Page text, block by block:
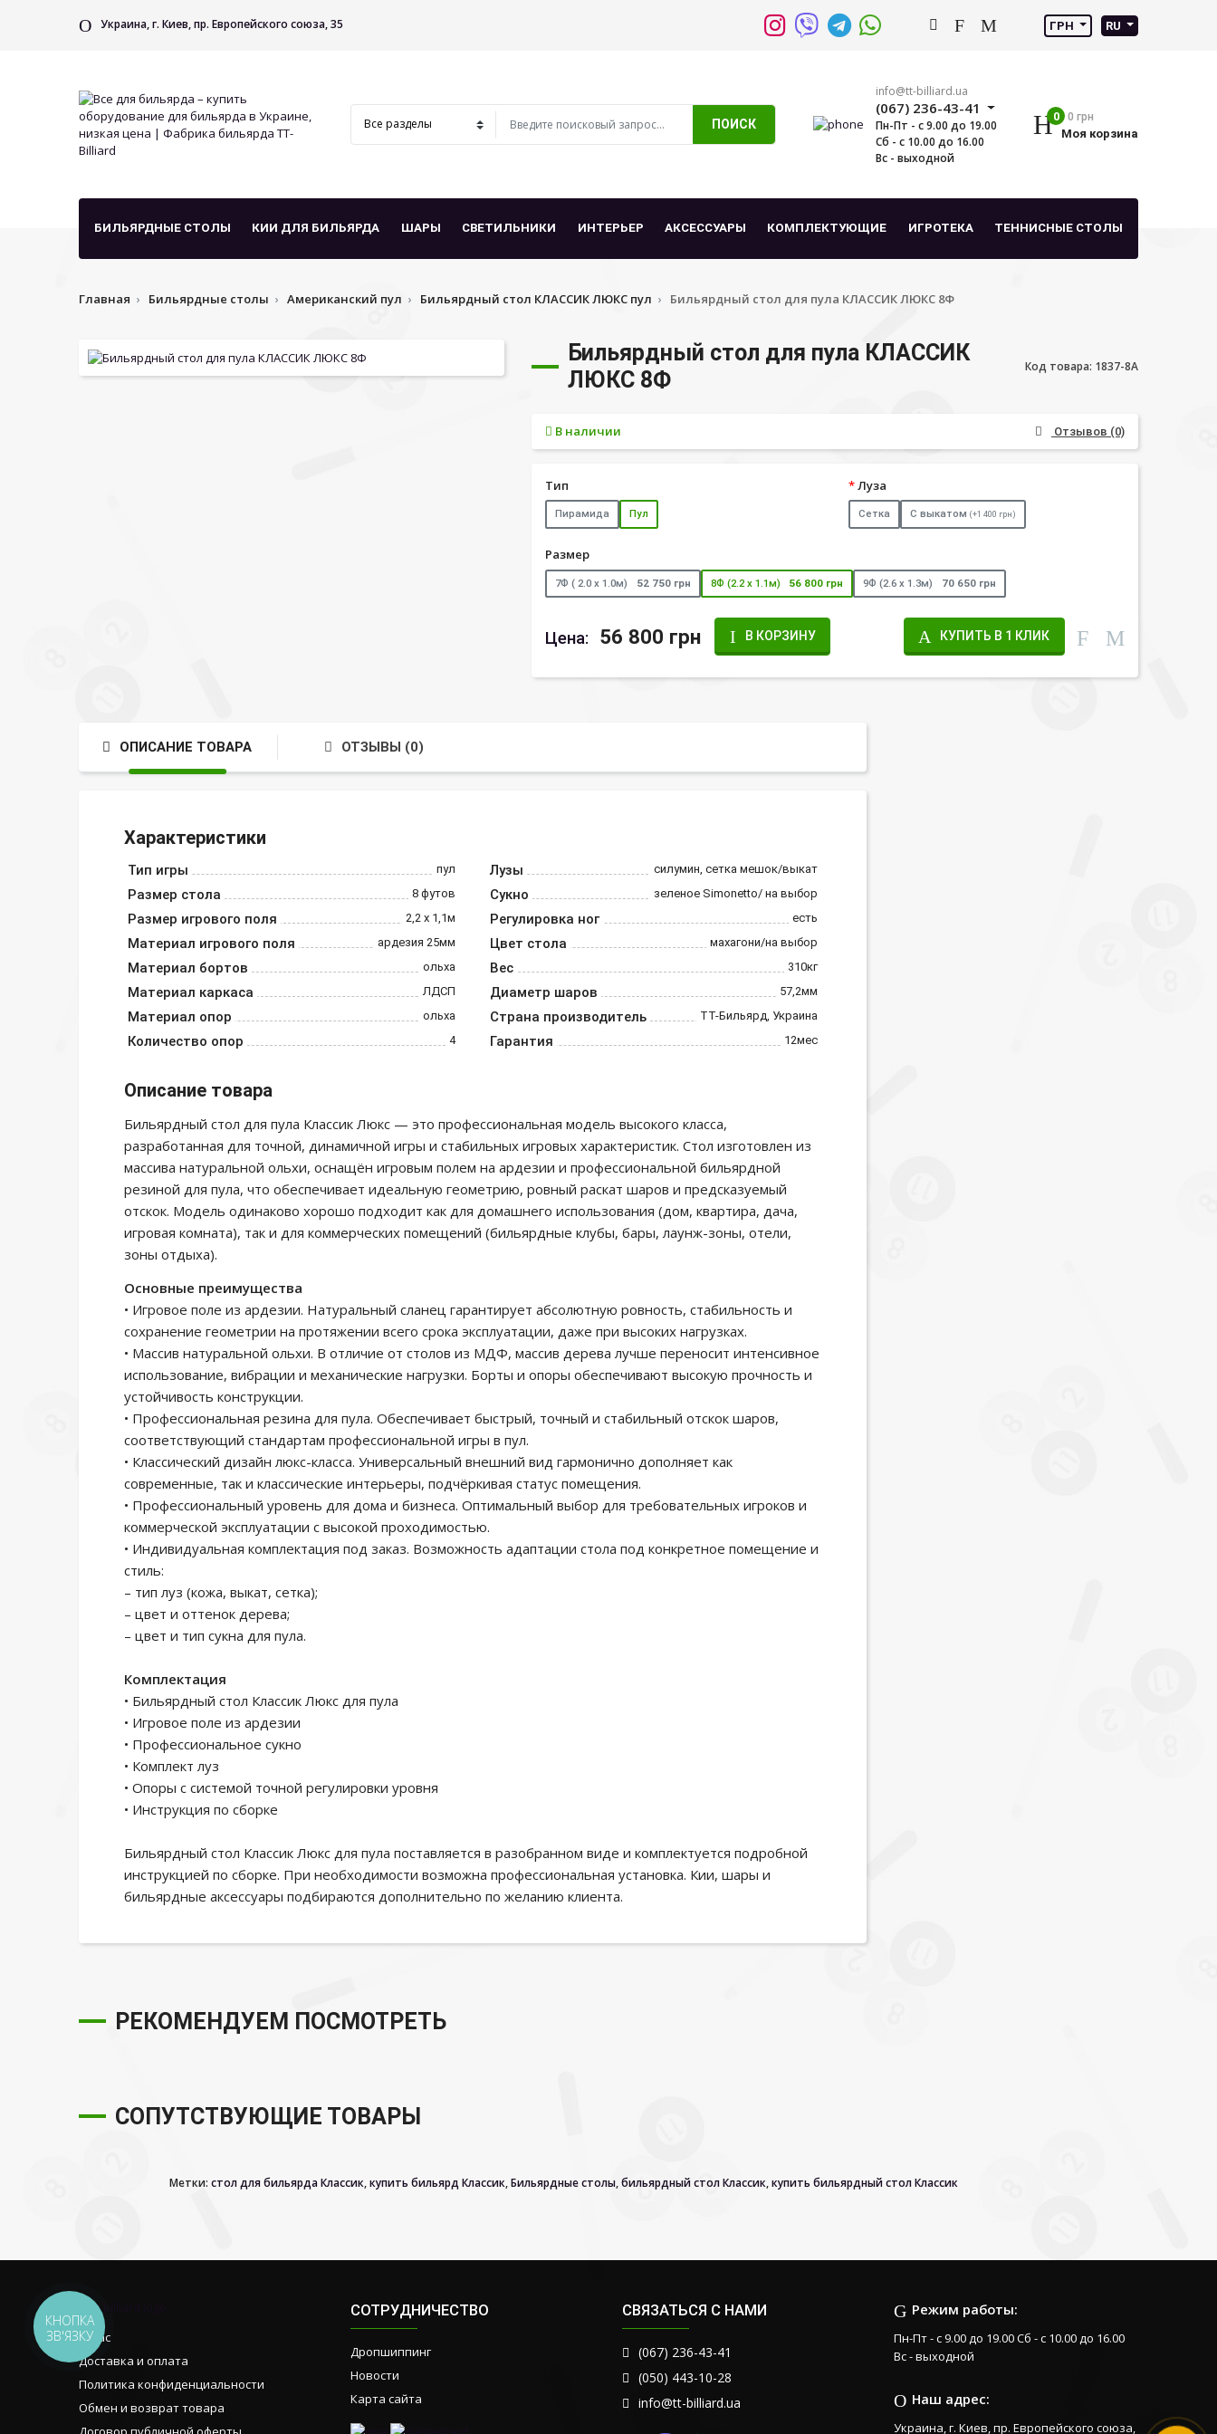
Украина, г. Киев, пр. Европейского союза, 35 ГРН RU
ПОИСК
info@tt-billiard.ua
(067) 236-43-41
Пн-Пт - с 9.00 до 19.00
Сб - с 10.00 до 16.00
Вс - выходной
0 0 грн
Моя корзина
БИЛЬЯРДНЫЕ СТОЛЫ КИИ ДЛЯ БИЛЬЯРДА ШАРЫ СВЕТИЛЬНИКИ ИНТЕРЬЕР АКСЕССУАРЫ КОМПЛЕКТУЮЩИЕ ИГРОТЕКА ТЕННИСНЫЕ СТОЛЫ
Главная Бильярдные столы Американский пул Бильярдный стол КЛАССИК ЛЮКС пул Бильярдный стол для пула КЛАССИК ЛЮКС 8Ф
Бильярдный стол для пула КЛАССИК
ЛЮКС 8Ф
Код товара: 1837-8A
В наличии Отзывов (0)
Тип
Пирамида Пул
Луза
Сетка С выкатом(+1 400 грн)
Размер
7Ф ( 2.0 х 1.0м) 52 750 грн 8Ф (2.2 х 1.1м) 56 800 грн 9Ф (2.6 х 1.3м) 70 650 грн
Цена: 56 800 грн В КОРЗИНУ КУПИТЬ В 1 КЛИК
ОПИСАНИЕ ТОВАРА ОТЗЫВЫ (0)
Характеристики
Тип игры пул
Размер стола 8 футов
Размер игрового поля 2,2 х 1,1м
Материал игрового поля ардезия 25мм
Материал бортов ольха
Материал каркаса ЛДСП
Материал опор ольха
Количество опор 4
Лузы силумин, сетка мешок/выкат
Сукно зеленое Simonetto/ на выбор
Регулировка ног есть
Цвет стола махагони/на выбор
Вес 310кг
Диаметр шаров 57,2мм
Страна производитель ТТ-Бильярд, Украина
Гарантия 12мес
Описание товара
Бильярдный стол для пула Классик Люкс — это профессиональная модель высокого класса,
разработанная для точной, динамичной игры и стабильных игровых характеристик. Стол изготовлен из
массива натуральной ольхи, оснащён игровым полем на ардезии и профессиональной бильярдной
резиной для пула, что обеспечивает идеальную геометрию, ровный раскат шаров и предсказуемый
отскок. Модель одинаково хорошо подходит как для домашнего использования (дом, квартира, дача,
игровая комната), так и для коммерческих помещений (бильярдные клубы, бары, лаунж-зоны, отели,
зоны отдыха).
Основные преимущества
• Игровое поле из ардезии. Натуральный сланец гарантирует абсолютную ровность, стабильность и
сохранение геометрии на протяжении всего срока эксплуатации, даже при высоких нагрузках.
• Массив натуральной ольхи. В отличие от столов из МДФ, массив дерева лучше переносит интенсивное
использование, вибрации и механические нагрузки. Борты и опоры обеспечивают высокую прочность и
устойчивость конструкции.
• Профессиональная резина для пула. Обеспечивает быстрый, точный и стабильный отскок шаров,
соответствующий стандартам профессиональной игры в пул.
• Классический дизайн люкс-класса. Универсальный внешний вид гармонично дополняет как
современные, так и классические интерьеры, подчёркивая статус помещения.
• Профессиональный уровень для дома и бизнеса. Оптимальный выбор для требовательных игроков и
коммерческой эксплуатации с высокой проходимостью.
• Индивидуальная комплектация под заказ. Возможность адаптации стола под конкретное помещение и
стиль:
– тип луз (кожа, выкат, сетка);
– цвет и оттенок дерева;
– цвет и тип сукна для пула.
Комплектация
• Бильярдный стол Классик Люкс для пула
• Игровое поле из ардезии
• Профессиональное сукно
• Комплект луз
• Опоры с системой точной регулировки уровня
• Инструкция по сборке
Бильярдный стол Классик Люкс для пула поставляется в разобранном виде и комплектуется подробной
инструкцией по сборке. При необходимости возможна профессиональная установка. Кии, шары и
бильярдные аксессуары подбираются дополнительно по желанию клиента.
РЕКОМЕНДУЕМ ПОСМОТРЕТЬ
СОПУТСТВУЮЩИЕ ТОВАРЫ
Метки: стол для бильярда Классик,купить бильярд Классик,Бильярдные столы,бильярдный стол Классик,купить бильярдный стол Классик
О нас
Доставка и оплата
Политика конфиденциальности
Обмен и возврат товара
СОТРУДНИЧЕСТВО
Дропшиппинг
Новости
Карта сайта
Режим работы:
Пн-Пт - с 9.00 до 19.00 Сб - с 10.00 до 16.00
Вс - выходной
Наш адрес:
Украина, г. Киев, пр. Европейского союза,
СВЯЗАТЬСЯ С НАМИ
(067) 236-43-41
(050) 443-10-28
info@tt-billiard.ua
КНОПКА
ЗВ'ЯЗКУ